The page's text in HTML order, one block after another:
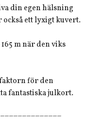
din egen hälsning
ett lyxigt kuvert.
m när den viks
för den
fantastiska julkort.